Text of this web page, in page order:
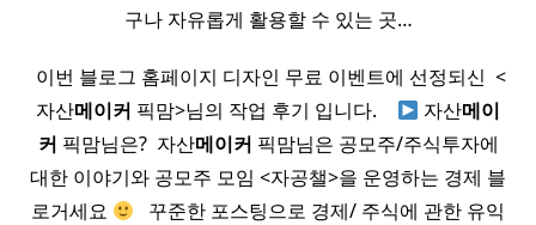
구나 자유롭게 활용할 수 있는 곳…
​ 이번 블로그 홈페이지 디자인 무료 이벤트에 선정되신 ​ <
자산메이커 픽맘>님의 작업 후기 입니다. ​ ​ ​ 자산메이
커 픽맘님은? ​ 자산메이커 픽맘님은 공모주/주식투자에
대한 이야기와 공모주 모임 <자공챌>을 운영하는 경제 블
로거세요
​ ​ 꾸준한 포스팅으로 경제/ 주식에 관한 유익